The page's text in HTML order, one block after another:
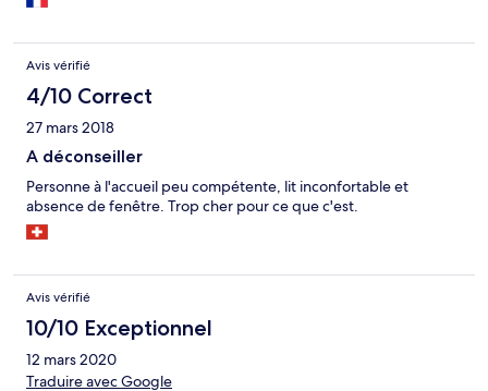
Avis vérifié
4/10 Correct
27 mars 2018
A déconseiller
Personne à l'accueil peu compétente, lit inconfortable et
absence de fenêtre. Trop cher pour ce que c'est.
Avis vérifié
10/10 Exceptionnel
12 mars 2020
Traduire avec Google